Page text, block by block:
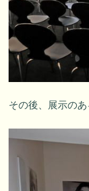
その後、展示のあ